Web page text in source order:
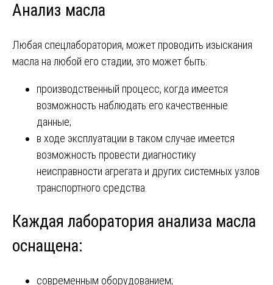
Анализ масла
Любая спецлаборатория, может проводить изыскания
масла на любой его стадии, это может быть:
производственный процесс, когда имеется
возможность наблюдать его качественные
данные;
в ходе эксплуатации в таком случае имеется
возможность провести диагностику
неисправности агрегата и других системных узлов
транспортного средства.
Каждая лаборатория анализа масла
оснащена:
современным оборудованием;